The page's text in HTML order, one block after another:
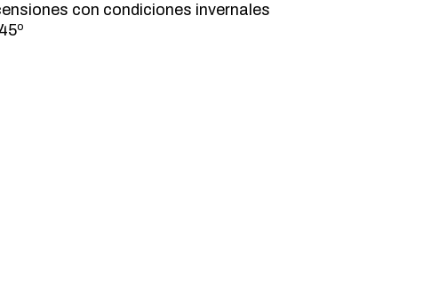
con condiciones invernales